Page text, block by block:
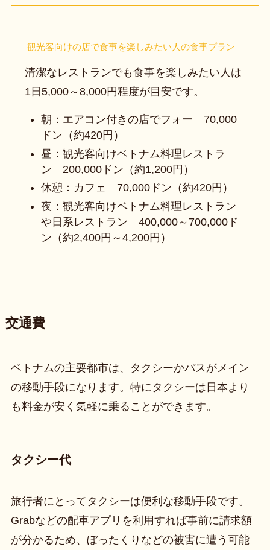
観光客向けの店で食事を楽しみたい人の食事プラン
清潔なレストランでも食事を楽しみたい人は
1日5,000～8,000円程度が目安です。
朝：エアコン付きの店でフォー 70,000
ドン（約420円）
昼：観光客向けベトナム料理レストラ
ン 200,000ドン（約1,200円）
休憩：カフェ 70,000ドン（約420円）
夜：観光客向けベトナム料理レストラン
や日系レストラン 400,000～700,000ド
ン（約2,400円～4,200円）
交通費
ベトナムの主要都市は、タクシーかバスがメイン
の移動手段になります。特にタクシーは日本より
も料金が安く気軽に乗ることができます。
タクシー代
旅行者にとってタクシーは便利な移動手段です。
Grabなどの配車アプリを利用すれば事前に請求額
が分かるため、ぼったくりなどの被害に遭う可能